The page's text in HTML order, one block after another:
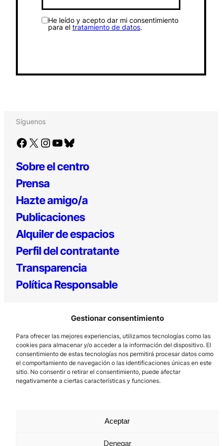
Gestionar consentimiento
Para ofrecer las mejores experiencias, utilizamos tecnologías como las
cookies para almacenar y/o acceder a la información del dispositivo. El
consentimiento de estas tecnologías nos permitirá procesar datos como
el comportamiento de navegación o las identificaciones únicas en este
sitio. No consentir o retirar el consentimiento, puede afectar
negativamente a ciertas características y funciones.
Aceptar
Denegar
He leído y acepto dar mi consentimiento
para el tratamiento de datos.
Síguenos
Facebook X Instagram YouTube Bluesky
Sobre el centro
Prensa
Hazte amigo/a
Publicaciones
Alquiler de espacios
Perfil del contratante
Transparencia
Política Responsable
Los Prados, 121 – 33203 Gijón
985 185 577 – info@laboralcentrodearte.org